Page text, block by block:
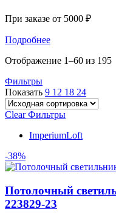
При заказе от 5000 ₽
Подробнее
Отображение 1–60 из 195
Фильтры
Показать 9 12 18 24
Clear Фильтры
ImperiumLoft
-38%
Потолочный
223829-23